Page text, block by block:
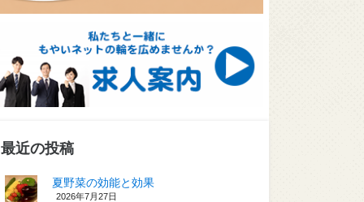
最近の投稿
夏野菜の効能と効果
2026年7月27日